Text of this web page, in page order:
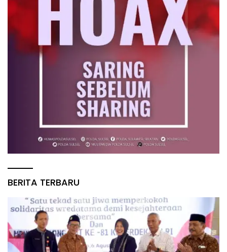
BERITA TERBARU